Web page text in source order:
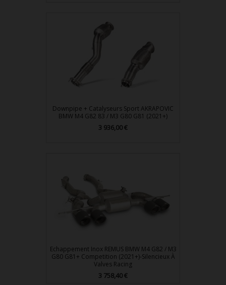
Downpipe + Catalyseurs Sport AKRAPOVIC
BMW M4 G82 83 / M3 G80 G81 (2021+)
Prix
3 936,00 €
Echappement Inox REMUS BMW M4 G82 / M3
G80 G81+ Competition (2021+)-Silencieux À
Valves Racing
Prix
3 758,40 €